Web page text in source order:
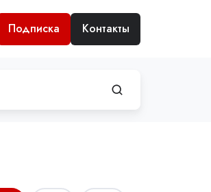
Подписка Контакты